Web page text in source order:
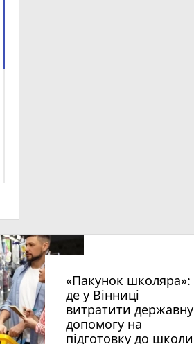
«Пакунок школяра»:
де у Вінниці
витратити державну
допомогу на
підготовку до школи